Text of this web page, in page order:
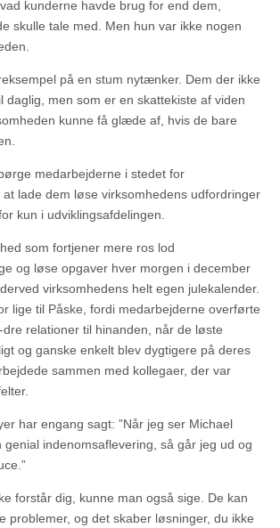
kunderne havde brug for end dem,
skulle tale med. Men hun var ikke nogen
på en stum nytænker. Dem der ikke
men som er en skattekiste af viden
kunne få glæde af, hvis de bare
medarbejderne i stedet for
lade dem løse virksomhedens udfordringer
kun i udviklingsafdelingen.
som fortjener mere ros lod
og løse opgaver hver morgen i december
virksomhedens helt egen julekalender.
lige til Påske, fordi medarbejderne overførte
relationer til hinanden, når de løste
og ganske enkelt blev dygtigere på deres
sammen med kollegaer, der var
har engang sagt: ”Når jeg ser Michael
indenomsaflevering, så går jeg ud og
forstår dig, kunne man også sige. De kan
problemer, og det skaber løsninger, du ikke